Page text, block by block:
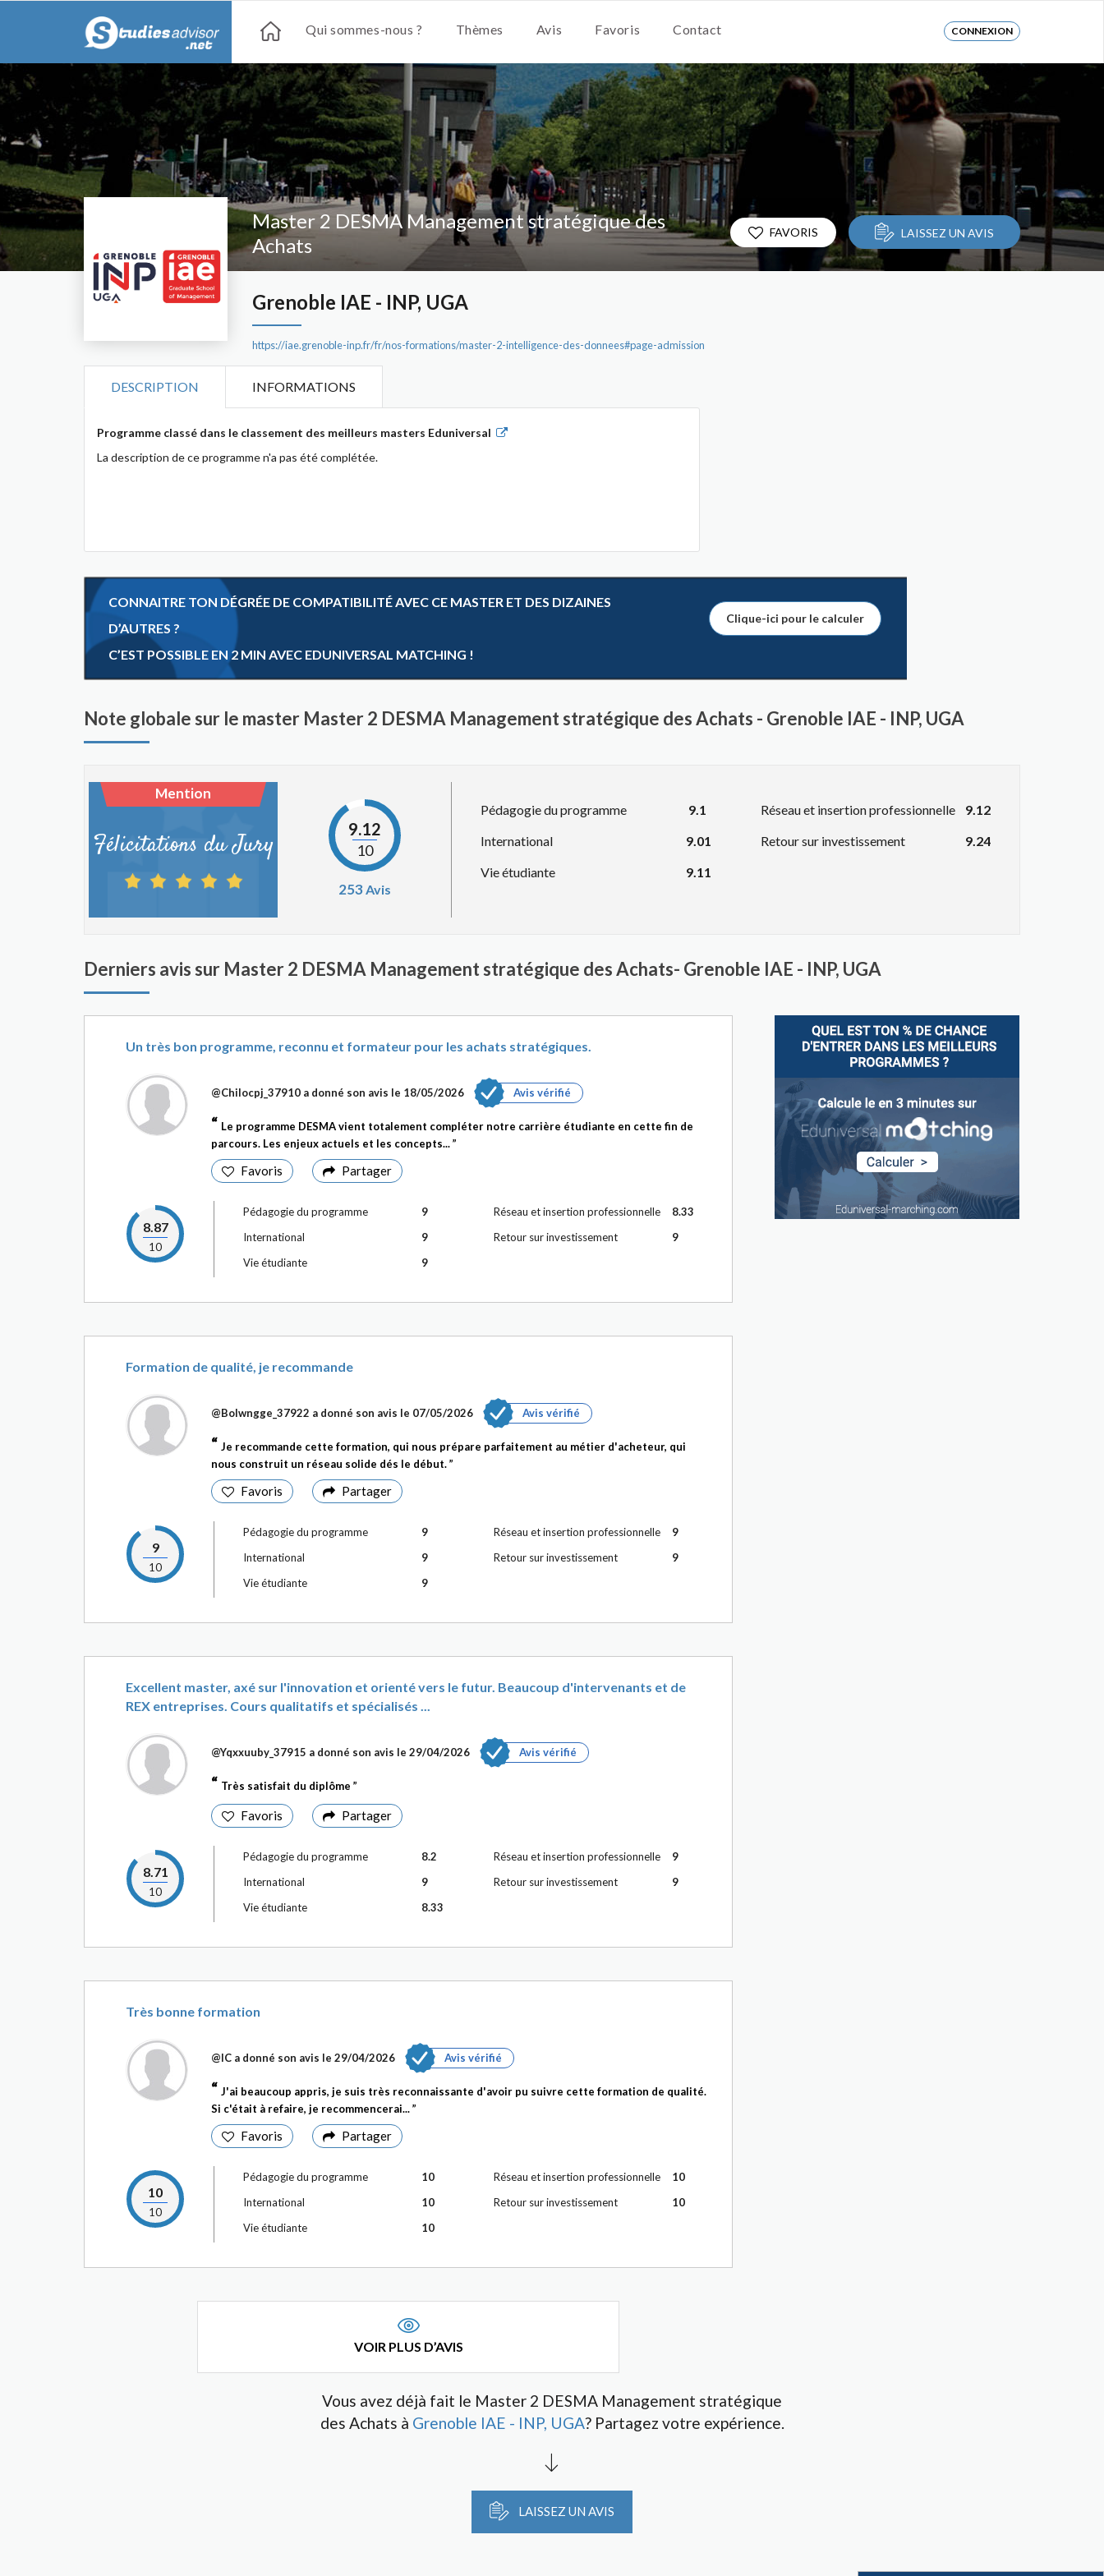
Qui sommes-nous ? Thèmes Avis Favoris Contact CONNEXION
Master 2 DESMA Management stratégique des
Achats
Grenoble IAE - INP, UGA
https://iae.grenoble-inp.fr/fr/nos-formations/master-2-intelligence-des-donnees#page-admission
FAVORIS LAISSEZ UN AVIS
DESCRIPTION INFORMATIONS
Programme classé dans le classement des meilleurs masters Eduniversal
La description de ce programme n'a pas été complétée.
CONNAITRE TON DÉGRÉE DE COMPATIBILITÉ AVEC CE MASTER ET DES DIZAINES
D’AUTRES ?
C’EST POSSIBLE EN 2 MIN AVEC EDUNIVERSAL MATCHING !
Clique-ici pour le calculer
Note globale sur le master Master 2 DESMA Management stratégique des Achats - Grenoble IAE - INP, UGA
Mention
Félicitations du Jury
9.12
10
253 Avis
Pédagogie du programme
9.1
International
9.01
Vie étudiante
9.11
Réseau et insertion professionnelle
9.12
Retour sur investissement
9.24
Derniers avis sur Master 2 DESMA Management stratégique des Achats- Grenoble IAE - INP, UGA
Un très bon programme, reconnu et formateur pour les achats stratégiques.
@Chilocpj_37910 a donné son avis le 18/05/2026 Avis vérifié
Le programme DESMA vient totalement compléter notre carrière étudiante en cette fin de
parcours. Les enjeux actuels et les concepts...
Favoris Partager
8.87
10
Pédagogie du programme
9
International
9
Vie étudiante
9
Réseau et insertion professionnelle
8.33
Retour sur investissement
9
Formation de qualité, je recommande
@Bolwngge_37922 a donné son avis le 07/05/2026 Avis vérifié
Je recommande cette formation, qui nous prépare parfaitement au métier d'acheteur, qui
nous construit un réseau solide dés le début.
Favoris Partager
9
10
Pédagogie du programme
9
International
9
Vie étudiante
9
Réseau et insertion professionnelle
9
Retour sur investissement
9
Excellent master, axé sur l'innovation et orienté vers le futur. Beaucoup d'intervenants et de
REX entreprises. Cours qualitatifs et spécialisés ...
@Yqxxuuby_37915 a donné son avis le 29/04/2026 Avis vérifié
Très satisfait du diplôme
Favoris Partager
8.71
10
Pédagogie du programme
8.2
International
9
Vie étudiante
8.33
Réseau et insertion professionnelle
9
Retour sur investissement
9
Très bonne formation
@IC a donné son avis le 29/04/2026 Avis vérifié
J'ai beaucoup appris, je suis très reconnaissante d'avoir pu suivre cette formation de qualité.
Si c'était à refaire, je recommencerai...
Favoris Partager
10
10
Pédagogie du programme
10
International
10
Vie étudiante
10
Réseau et insertion professionnelle
10
Retour sur investissement
10
VOIR PLUS D’AVIS
Vous avez déjà fait le Master 2 DESMA Management stratégique
des Achats à Grenoble IAE - INP, UGA? Partagez votre expérience.
LAISSEZ UN AVIS